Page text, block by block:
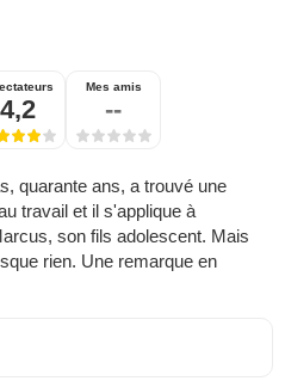
4,2
Mes amis
--
quarante ans, a trouvé une
travail et il s'applique à
son fils adolescent. Mais
rien. Une remarque en